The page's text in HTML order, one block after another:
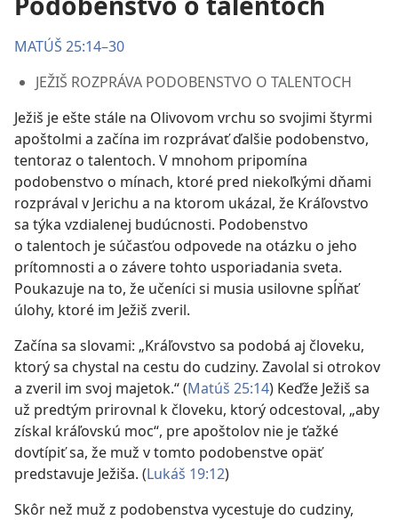
MATÚŠ 25:14–30
JEŽIŠ ROZPRÁVA PODOBENSTVO O TALENTOCH
Ježiš je ešte stále na Olivovom vrchu so svojimi štyrmi
apoštolmi a začína im rozprávať ďalšie podobenstvo,
tentoraz o talentoch. V mnohom pripomína
podobenstvo o mínach, ktoré pred niekoľkými dňami
rozprával v Jerichu a na ktorom ukázal, že Kráľovstvo
sa týka vzdialenej budúcnosti. Podobenstvo
o talentoch je súčasťou odpovede na otázku o jeho
prítomnosti a o závere tohto usporiadania sveta.
Poukazuje na to, že učeníci si musia usilovne spĺňať
úlohy, ktoré im Ježiš zveril.
Začína sa slovami: „Kráľovstvo sa podobá aj človeku,
ktorý sa chystal na cestu do cudziny. Zavolal si otrokov
a zveril im svoj majetok.“ (Matúš 25:14) Keďže Ježiš sa
už predtým prirovnal k človeku, ktorý odcestoval, „aby
získal kráľovskú moc“, pre apoštolov nie je ťažké
dovtípiť sa, že muž v tomto podobenstve opäť
predstavuje Ježiša. (Lukáš 19:12)
Skôr než muž z podobenstva vycestuje do cudziny,